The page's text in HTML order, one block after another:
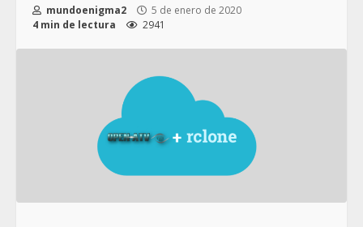
mundoenigma2
5 de enero de 2020
4 min de lectura
2941